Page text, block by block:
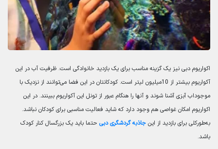
اکواریوم دبی نیز یک گزینه مناسب برای یک بازدید خانوادگی است. ظرفیت آب در این
آکواریوم بیشتر از 10میلیون لیتر است. کودکانتان در این فضا می‌توانند از نزدیک با
موجوداب آبزی آشنا شوند و آنها را هنگام عبور از تونل این آکواریوم ببینند. در این
اکواریوم امکان غواصی هم وجود دارد که شاید فعالیت مناسبی برای کودکان نباشد.
به‌طورکلی برای بازدید از این جاذبه گردشگری دبی حتما باید یک بزرگسال کنار کودک
باشد.